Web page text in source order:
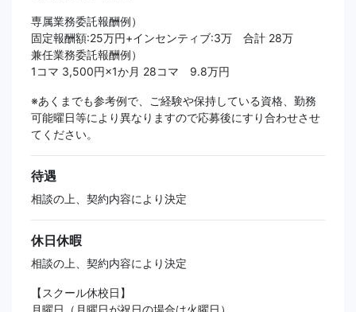
専属業務委託報酬例）
固定報酬額:25万円+インセンティブ:3万 合計 28万
兼任業務委託報酬例）
1コマ 3,500円×1か月 28コマ 9.8万円
※あくまでも参考例で、ご経験や保持している資格、勤務
可能曜日等により異なりますので応募後にすり合わせさせ
てください。
待遇
相談の上、契約内容により決定
休日休暇
相談の上、契約内容により決定
【スクール休校日】